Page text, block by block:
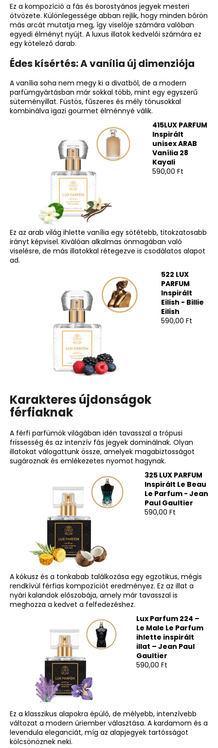
Ez a kompozíció a fás és borostyános jegyek mesteri
ötvözete. Különlegessége abban rejlik, hogy minden bőrön
más arcát mutatja meg, így viselője számára valóban
egyedi élményt nyújt. A luxus illatok kedvelői számára ez
egy kötelező darab.
Édes kísértés: A vanília új dimenziója
A vanília soha nem megy ki a divatból, de a modern
parfümgyártásban már sokkal több, mint egy egyszerű
süteményillat. Füstös, fűszeres és mély tónusokkal
kombinálva igazi gourmet élménnyé válik.
415LUX PARFUM
Inspirált
unisex ARAB
Vanília 28
Kayali
590,00 Ft
Ez az arab világ ihlette vanília egy sötétebb, titokzatosabb
irányt képvisel. Kiválóan alkalmas önmagában való
viselésre, de más illatokkal rétegezve is csodálatos alapot
ad.
522 LUX
PARFUM
Inspirált
Eilish - Billie
Eilish
590,00 Ft
Karakteres újdonságok
férfiaknak
A férfi parfümök világában idén tavasszal a trópusi
frissesség és az intenzív fás jegyek dominálnak. Olyan
illatokat válogattunk össze, amelyek magabiztosságot
sugároznak és emlékezetes nyomot hagynak.
325 LUX PARFUM
Inspirált Le Beau
Le Parfum - Jean
Paul Gaultier
590,00 Ft
A kókusz és a tonkabab találkozása egy egzotikus, mégis
rendkívül férfias kompozíciót eredményez. Ez az illat a
nyári kalandok előszobája, amely már tavasszal is
meghozza a kedvet a felfedezéshez.
Lux Parfum 224 –
Le Male Le Parfum
ihlette inspirált
illat – Jean Paul
Gaultier
590,00 Ft
Ez a klasszikus alapokra épülő, de mélyebb, intenzívebb
változat a modern úriember választása. A kardamom és a
levendula eleganciát, míg az alapjegyek tartósságot
kölcsönöznek neki.